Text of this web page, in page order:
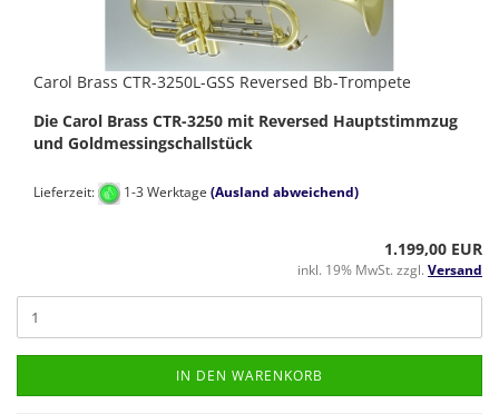
Carol Brass CTR-3250L-GSS Reversed Bb-Trompete
Die Carol Brass CTR-3250 mit Reversed Hauptstimmzug
und Goldmessingschallstück
Lieferzeit: 1-3 Werktage (Ausland abweichend)
1.199,00 EUR
inkl. 19% MwSt. zzgl. Versand
IN DEN WARENKORB